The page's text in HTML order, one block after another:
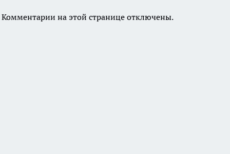
Комментарии на этой странице отключены.